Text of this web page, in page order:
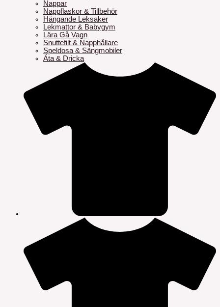
Nappar
Nappflaskor & Tillbehör
Hängande Leksaker
Lekmattor & Babygym
Lära Gå Vagn
Snuttefilt & Napphållare
Speldosa & Sängmobiler
Äta & Dricka